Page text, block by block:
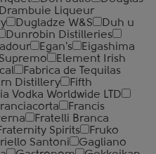
Drambuie Liqueur
Dugladze W&S
Duh u
Dunrobin Distilleries
Egan's
Eigashima
Element Irish
Fabrica de Tequilas
Distillery
Fifth
Vodka Worldwide LTD
Francis
Fratelli Branca
Spirits
Fruko
Santoni
Gagliano